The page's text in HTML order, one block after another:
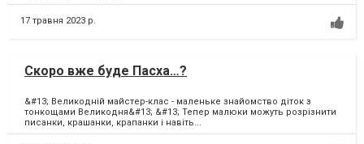
17 травня 2023 р.
Скоро вже буде Пасха…?
&#13; Великодній майстер-клас - маленьке знайомство діток з
тонкощами Великодня&#13; &#13; Тепер малюки можуть розрізнити
писанки, крашанки, крапанки і навіть...